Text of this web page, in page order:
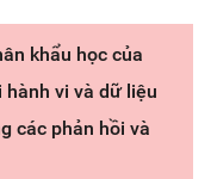
khẩu học của
hành vi và dữ liệu
các phản hồi và